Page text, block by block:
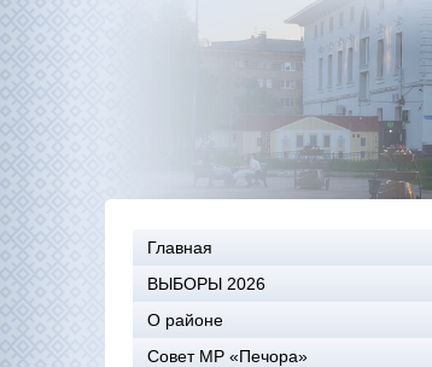
Главная
ВЫБОРЫ 2026
О районе
Совет МР «Печора»